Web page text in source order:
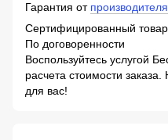
Гарантия от производителя
Сертифицированный товар
По договоренности
Воспользуйтесь услугой
расчета стоимости
для вас!